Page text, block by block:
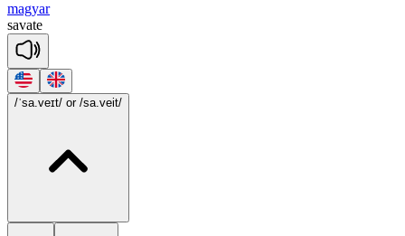
magyar
savate
/ˈsa.veɪt/ or /sa.veit/